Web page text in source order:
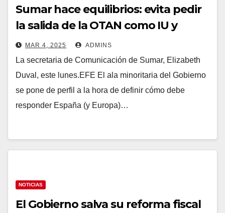
Sumar hace equilibrios: evita pedir
la salida de la OTAN como IU y
Podemos y se pone de perfil sobre
si hay que gastar más en defensa
MAR 4, 2025 ADMINS
La secretaria de Comunicación de Sumar, Elizabeth
Duval, este lunes.EFE El ala minoritaria del Gobierno
se pone de perfil a la hora de definir cómo debe
responder España (y Europa)…
NOTICIAS
El Gobierno salva su reforma fiscal